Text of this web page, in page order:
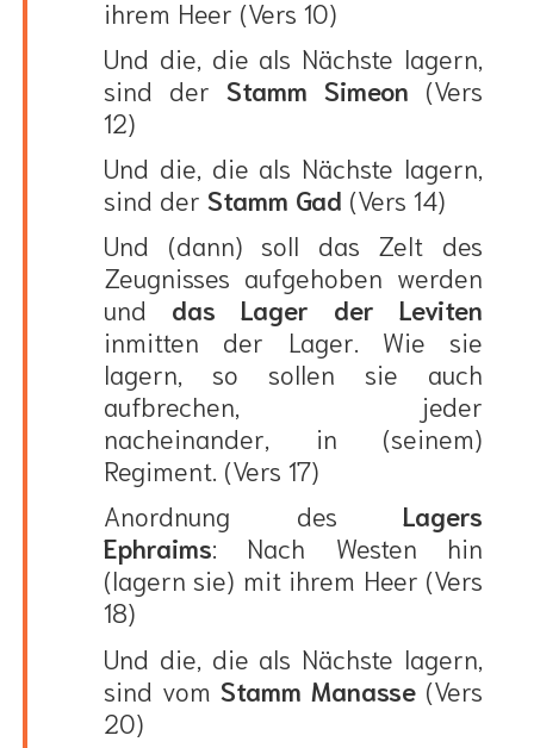
ihrem Heer (Vers 10)
Und die, die als Nächste lagern,
sind der Stamm Simeon (Vers
12)
Und die, die als Nächste lagern,
sind der Stamm Gad (Vers 14)
Und (dann) soll das Zelt des
Zeugnisses aufgehoben werden
und das Lager der Leviten
inmitten der Lager. Wie sie
lagern, so sollen sie auch
aufbrechen, jeder
nacheinander, in (seinem)
Regiment. (Vers 17)
Anordnung des Lagers
Ephraims: Nach Westen hin
(lagern sie) mit ihrem Heer (Vers
18)
Und die, die als Nächste lagern,
sind vom Stamm Manasse (Vers
20)